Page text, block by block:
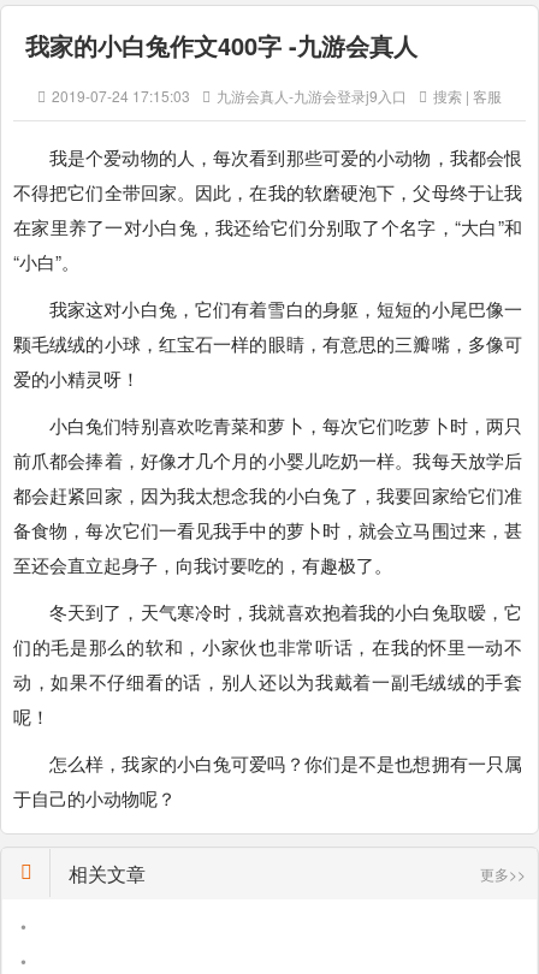
我家的小白兔作文400字 -九游会真人
2019-07-24 17:15:03 九游会真人-九游会登录j9入口 搜索 | 客服
我是个爱动物的人，每次看到那些可爱的小动物，我都会恨
不得把它们全带回家。因此，在我的软磨硬泡下，父母终于让我
在家里养了一对小白兔，我还给它们分别取了个名字，“大白”和
“小白”。
我家这对小白兔，它们有着雪白的身躯，短短的小尾巴像一
颗毛绒绒的小球，红宝石一样的眼睛，有意思的三瓣嘴，多像可
爱的小精灵呀！
小白兔们特别喜欢吃青菜和萝卜，每次它们吃萝卜时，两只
前爪都会捧着，好像才几个月的小婴儿吃奶一样。我每天放学后
都会赶紧回家，因为我太想念我的小白兔了，我要回家给它们准
备食物，每次它们一看见我手中的萝卜时，就会立马围过来，甚
至还会直立起身子，向我讨要吃的，有趣极了。
冬天到了，天气寒冷时，我就喜欢抱着我的小白兔取暧，它
们的毛是那么的软和，小家伙也非常听话，在我的怀里一动不
动，如果不仔细看的话，别人还以为我戴着一副毛绒绒的手套
呢！
怎么样，我家的小白兔可爱吗？你们是不是也想拥有一只属
于自己的小动物呢？
相关文章 更多>>
•
•